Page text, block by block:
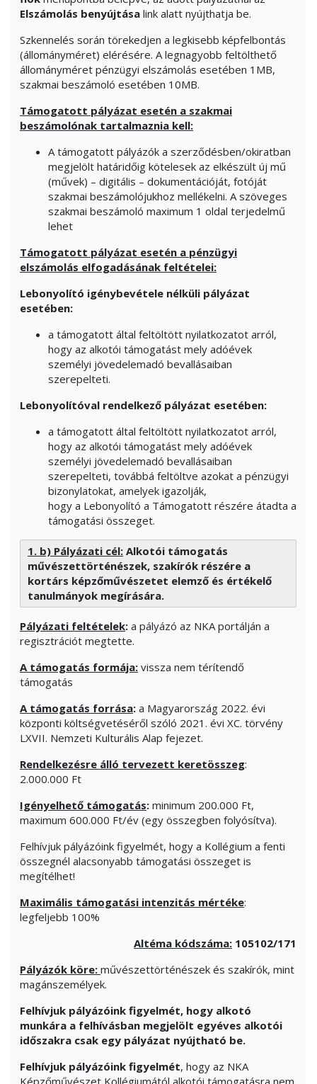
Elszámolás benyújtása link alatt nyújthatja be.
Szkennelés során törekedjen a legkisebb képfelbontás
(állományméret) elérésére. A legnagyobb feltölthető
állományméret pénzügyi elszámolás esetében 1MB,
szakmai beszámoló esetében 10MB.
Támogatott pályázat esetén a szakmai
beszámolónak tartalmaznia kell:
A támogatott pályázók a szerződésben/okiratban
megjelölt határidőig kötelesek az elkészült új mű
(művek) – digitális – dokumentációját, fotóját
szakmai beszámolójukhoz mellékelni. A szöveges
szakmai beszámoló maximum 1 oldal terjedelmű
lehet
Támogatott pályázat esetén a pénzügyi
elszámolás elfogadásának feltételei:
Lebonyolító igénybevétele nélküli pályázat
esetében:
a támogatott által feltöltött nyilatkozatot arról,
hogy az alkotói támogatást mely adóévek
személyi jövedelemadó bevallásaiban
szerepelteti.
Lebonyolítóval rendelkező pályázat esetében:
a támogatott által feltöltött nyilatkozatot arról,
hogy az alkotói támogatást mely adóévek
személyi jövedelemadó bevallásaiban
szerepelteti, továbbá feltöltve azokat a pénzügyi
bizonylatokat, amelyek igazolják,
hogy a Lebonyolító a Támogatott részére átadta a
támogatási összeget.
1. b) Pályázati cél: Alkotói támogatás
művészettörténészek, szakírók részére a
kortárs képzőművészetet elemző és értékelő
tanulmányok megírására.
Pályázati feltételek: a pályázó az NKA portálján a
regisztrációt megtette.
A támogatás formája: vissza nem térítendő
támogatás
A támogatás forrása: a Magyarország 2022. évi
központi költségvetéséről szóló 2021. évi XC. törvény
LXVII. Nemzeti Kulturális Alap fejezet.
Rendelkezésre álló tervezett keretösszeg:
2.000.000 Ft
Igényelhető támogatás: minimum 200.000 Ft,
maximum 600.000 Ft/év (egy összegben folyósítva).
Felhívjuk pályázóink figyelmét, hogy a Kollégium a fenti
összegnél alacsonyabb támogatási összeget is
megítélhet!
Maximális támogatási intenzitás mértéke:
legfeljebb 100%
Altéma kódszáma: 105102/171
Pályázók köre: művészettörténészek és szakírók, mint
magánszemélyek.
Felhívjuk pályázóink figyelmét, hogy alkotó
munkára a felhívásban megjelölt egyéves alkotói
időszakra csak egy pályázat nyújtható be.
Felhívjuk pályázóink figyelmét, hogy az NKA
Képzőművészet Kollégiumától alkotói támogatásra nem